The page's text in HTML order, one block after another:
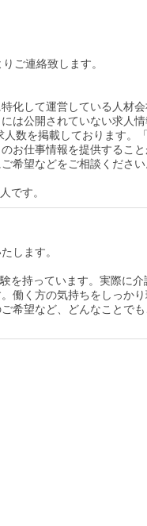
ご連絡致します。
化して運営している人材
は公開されていない求人情
数を掲載しております。
お仕事情報を提供するこ
希望などをご相談ください
です。
します。
を持っています。実際に介
働く方の気持ちをしっか
希望など、どんなことで